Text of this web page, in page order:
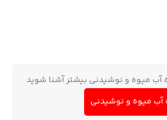
آب میوه و نوشیدنی بیشتر آشنا شوید
آب میوه و نوشیدنی